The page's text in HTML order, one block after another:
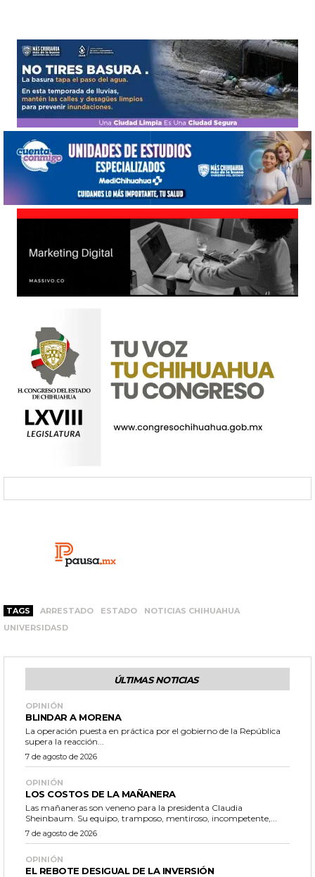
TAGS ARRESTADO ESTADO
NOTICIAS CHIHUAHUA
UNIVERSIDASD
ÚLTIMAS NOTICIAS
OPINIÓN
BLINDAR A MORENA
La operación puesta en práctica por el gobierno de la República
supera la reacción...
7 de agosto de 2026
OPINIÓN
LOS COSTOS DE LA MAÑANERA
Las mañaneras son veneno para la presidenta Claudia
Sheinbaum. Su equipo, tramposo, mentiroso, incompetente,...
7 de agosto de 2026
OPINIÓN
EL REBOTE DESIGUAL DE LA INVERSIÓN